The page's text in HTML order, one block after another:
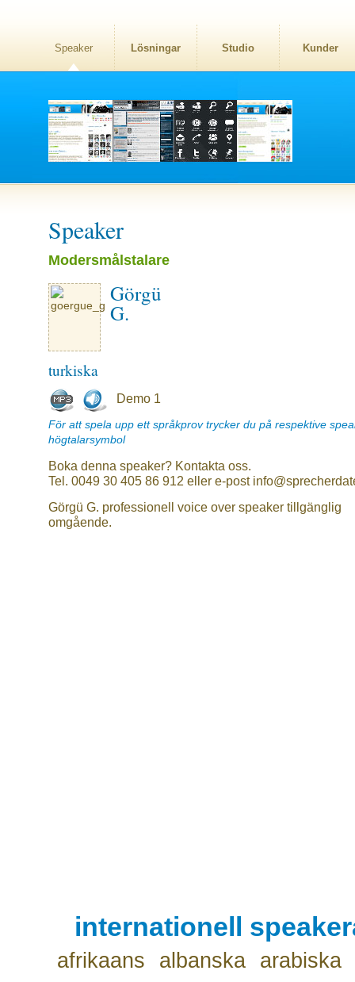
Speaker Lösningar Studio Kunder
Speaker
Modersmålstalare
Görgü
G.
turkiska
Demo 1
För att spela upp ett språkprov trycker du på respektive
högtalarsymbol
Boka denna speaker? Kontakta oss.
Tel. 0049 30 405 86 912 eller e-post
Görgü G. professionell voice over speaker tillgänglig
omgående.
internationell
afrikaans albanska
arabiska